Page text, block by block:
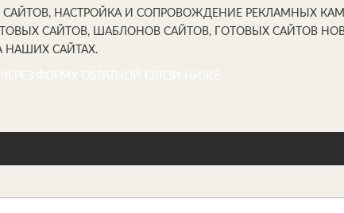
САЙТОВ, НАСТРОЙКА И СОПРОВОЖДЕНИЕ РЕКЛАМНЫХ
САЙТОВ, ШАБЛОНОВ САЙТОВ, ГОТОВЫХ САЙТОВ
НАШИХ САЙТАХ.